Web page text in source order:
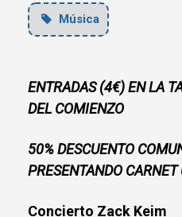
Música
ENTRADAS (4€) EN LA
DEL COMIENZO
50% DESCUENTO
PRESENTANDO
Concierto Zack Keim